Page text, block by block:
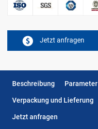
Jetzt anfragen
Beschreibung Parameter
Verpackung und Lieferung
Jetzt anfragen